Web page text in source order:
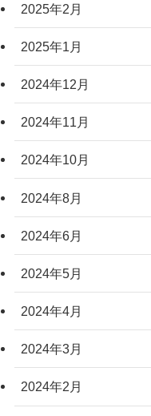
2025年2月
2025年1月
2024年12月
2024年11月
2024年10月
2024年8月
2024年6月
2024年5月
2024年4月
2024年3月
2024年2月